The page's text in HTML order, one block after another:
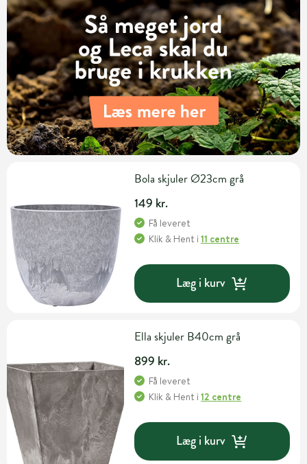
Bola skjuler Ø23cm grå
149 kr.
Få leveret
Klik & Hent i11 centre
Læg i kurv
Ella skjuler B40cm grå
899 kr.
Få leveret
Klik & Hent i12 centre
Læg i kurv